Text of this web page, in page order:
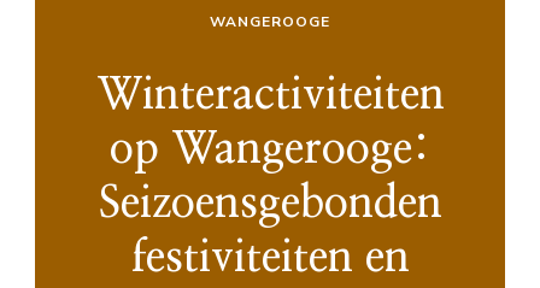
WANGEROOGE
Winteractiviteiten
op Wangerooge:
Seizoensgebonden
festiviteiten en